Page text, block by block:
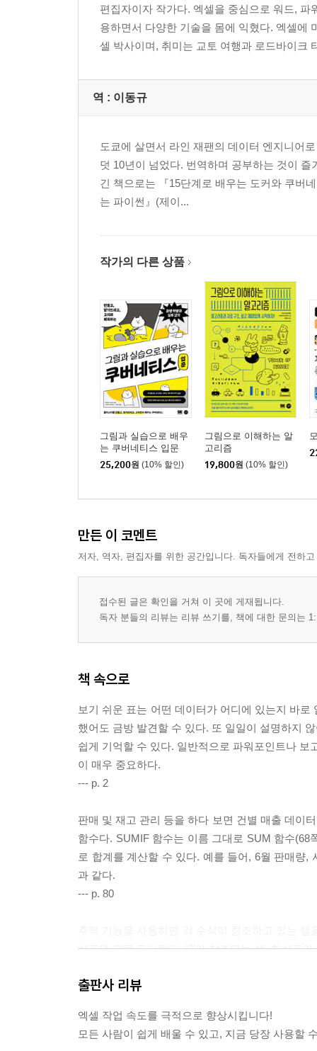
편집자이자 작가다. 엑셀을 중심으로 워드,
용하면서 다양한 기술을 몸에 익혔다. 엑셀에
셀 박사이며, 취미는 교토 여행과 로드바이크
역 : 이동규
도쿄에 살면서 라인 재팬의 데이터 엔지니어
덧 10년이 넘었다. 번역하며 공부하는 것이
긴 책으로는 『15단계로 배우는 도커와 쿠버
는 파이썬』(제이...
작가의 다른 상품
그림과 실습으로 배우
는 쿠버네티스 입문
25,200원 (10% 할인)
그림으로 이해하는 알
고리즘
19,800원 (10% 할인)
만든 이 코멘트
저자, 역자, 편집자를 위한 공간입니다. 독자들에게 전하
접수된 글은 확인을 거쳐 이 곳에 게재됩니다.
독자 분들의 리뷰는 리뷰 쓰기를, 책에 대한 문의는
책 속으로
보기 쉬운 표는 어떤 데이터가 어디에 있는지 바
했어도 금방 발견할 수 있다. 또 일일이 설명하지
쉽게 기억할 수 있다. 일반적으로 파워포인트나
이 매우 중요하다.
--- p. 2
판매 및 재고 관리 등을 하다 보면 건별 매출 데이
함수다. SUMIF 함수는 이름 그대로 SUM 함수
로 합계를 계산할 수 있다. 예를 들어, 6월 판매량
과 같다.
--- p. 80
살표와 ‘?’로 표시된다. ‘?’가 참조되는 셀, 화살
긋나지 않았는지 확인할 수 있다.
입력 실수를 방지하려면 데이터를 직접 입력하게
출판사 리뷰
엑셀 작업 속도를 극적으로 향상시킵니다!
모든 사람이 쉽게 배울 수 있고, 지금 당장 사용할